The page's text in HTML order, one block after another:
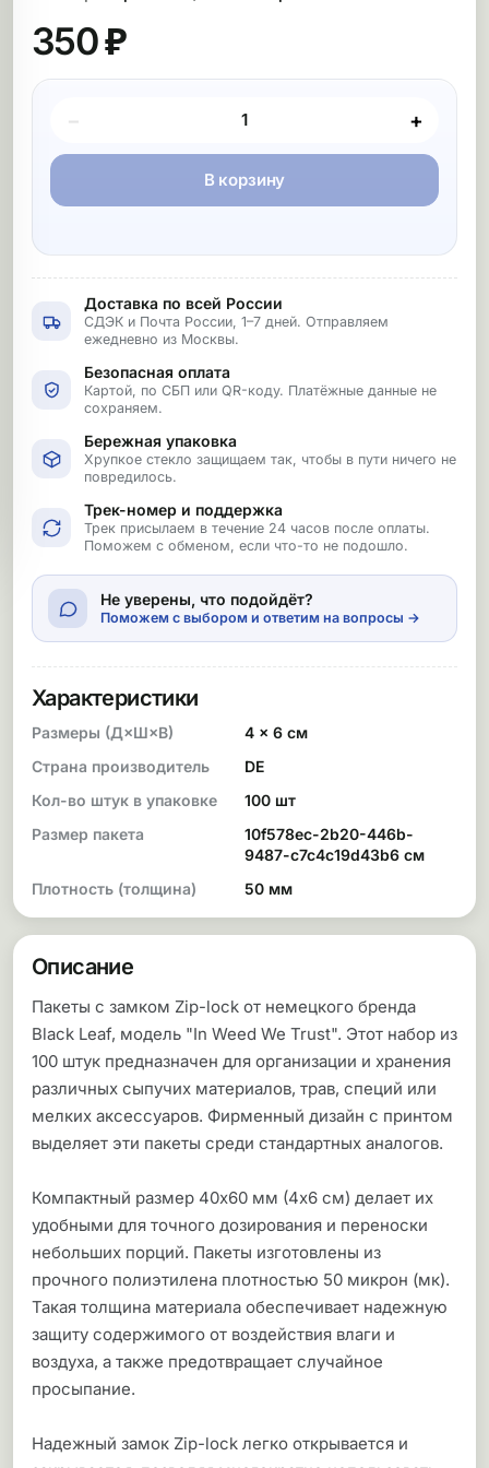
350 ₽
Покупка товара
− +
В корзину
Доставка по всей России
СДЭК и Почта России, 1–7 дней. Отправляем
ежедневно из Москвы.
Безопасная оплата
Картой, по СБП или QR-коду. Платёжные данные не
сохраняем.
Бережная упаковка
Хрупкое стекло защищаем так, чтобы в пути ничего не
повредилось.
Трек-номер и поддержка
Трек присылаем в течение 24 часов после оплаты.
Поможем с обменом, если что-то не подошло.
Не уверены, что подойдёт?
Поможем с выбором и ответим на вопросы →
Характеристики
Размеры (Д×Ш×В)
4 × 6 см
Страна производитель
DE
Кол-во штук в упаковке
100 шт
Размер пакета
10f578ec-2b20-446b-
9487-c7c4c19d43b6 см
Плотность (толщина)
50 мм
Описание
Пакеты с замком Zip-lock от немецкого бренда
Black Leaf, модель "In Weed We Trust". Этот набор из
100 штук предназначен для организации и хранения
различных сыпучих материалов, трав, специй или
мелких аксессуаров. Фирменный дизайн с принтом
выделяет эти пакеты среди стандартных аналогов.
Компактный размер 40x60 мм (4x6 см) делает их
удобными для точного дозирования и переноски
небольших порций. Пакеты изготовлены из
прочного полиэтилена плотностью 50 микрон (мк).
Такая толщина материала обеспечивает надежную
защиту содержимого от воздействия влаги и
воздуха, а также предотвращает случайное
просыпание.
Надежный замок Zip-lock легко открывается и